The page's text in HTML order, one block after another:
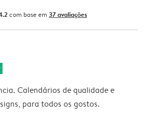
com base em 37 avaliações
Calendários de qualidade e
para todos os gostos.